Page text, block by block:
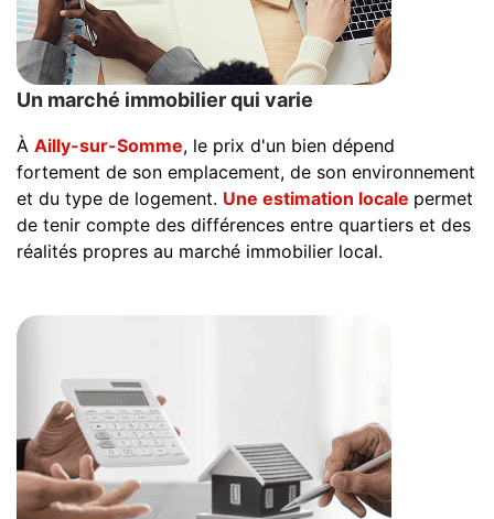
Un marché immobilier qui varie
À Ailly-sur-Somme, le prix d'un bien dépend
fortement de son emplacement, de son environnement
et du type de logement. Une estimation locale permet
de tenir compte des différences entre quartiers et des
réalités propres au marché immobilier local.